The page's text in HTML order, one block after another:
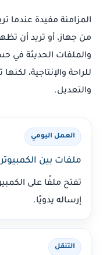
المزامنة مفيدة عندما
من جهاز، أو تريد أن
والملفات الحديثة في
للراحة والإنتاجية،
والتعديل.
العمل اليومي
ملفات بين
تفتح ملفًا على
إرساله يدويًا.
التنقل